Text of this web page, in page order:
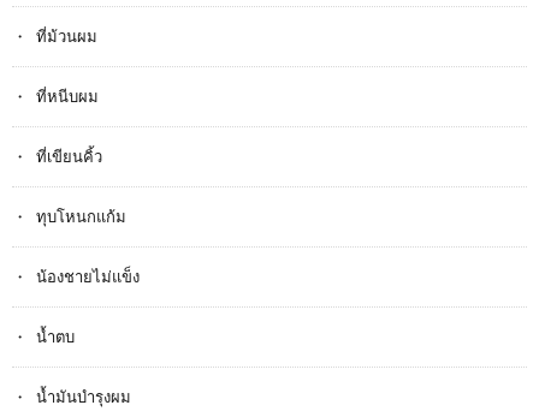
ที่ม้วนผม
ที่หนีบผม
ที่เขียนคิ้ว
ทุบโหนกแก้ม
น้องชายไม่แข็ง
น้ำตบ
น้ำมันบำรุงผม